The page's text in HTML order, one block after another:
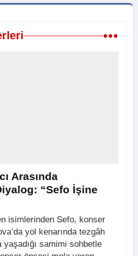
•••
Arasında
“Sefo İşine
isimlerinden Sefo, konser
yol kenarında tezgâh
samimi sohbetle